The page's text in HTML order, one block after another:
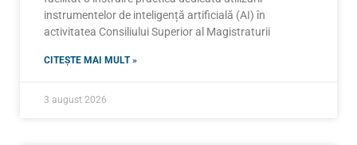
instrumentelor de inteligență artificială (AI) în
activitatea Consiliului Superior al Magistraturii
CITEȘTE MAI MULT »
3 august 2026